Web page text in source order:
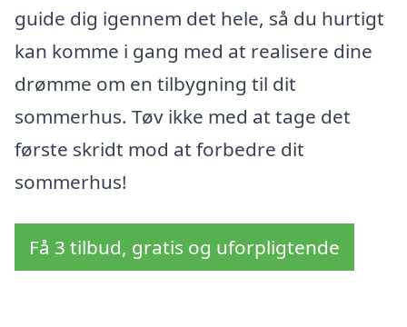
guide dig igennem det hele, så du hurtigt
kan komme i gang med at realisere dine
drømme om en tilbygning til dit
sommerhus. Tøv ikke med at tage det
første skridt mod at forbedre dit
sommerhus!
Få 3 tilbud, gratis og uforpligtende